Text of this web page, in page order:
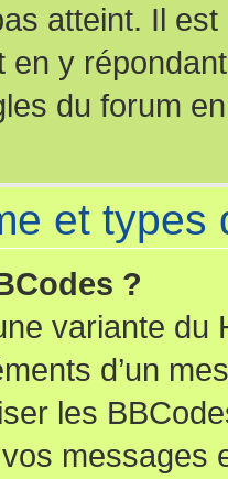
atteint. Il
en y
du forum
et types
?
variante du
d’un
les
messages